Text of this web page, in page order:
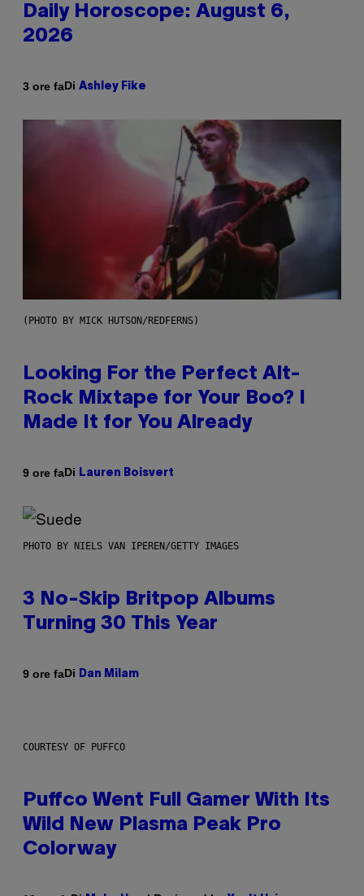
Daily Horoscope: August 6,
2026
3 ore faDi Ashley Fike
(PHOTO BY MICK HUTSON/REDFERNS)
Looking For the Perfect Alt-
Rock Mixtape for Your Boo? I
Made It for You Already
9 ore faDi Lauren Boisvert
PHOTO BY NIELS VAN IPEREN/GETTY IMAGES
3 No-Skip Britpop Albums
Turning 30 This Year
9 ore faDi Dan Milam
COURTESY OF PUFFCO
Puffco Went Full Gamer With Its
Wild New Plasma Peak Pro
Colorway